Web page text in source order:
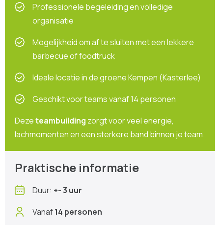
Professionele begeleiding en volledige
organisatie
Mogelijkheid om af te sluiten met een lekkere
barbecue of foodtruck
Ideale locatie in de groene Kempen (Kasterlee)
Geschikt voor teams vanaf 14 personen
Dezeteambuilding zorgt voor veel energie,
lachmomenten en een sterkere band binnen je team.
Praktische informatie
Duur: +- 3 uur
Vanaf14 personen